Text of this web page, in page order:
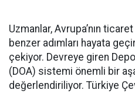
Uzmanlar, Avrupa’nın
benzer adımları hayata
çekiyor. Devreye giren
(DOA) sistemi önemli bir
değerlendiriliyor. Türkiye